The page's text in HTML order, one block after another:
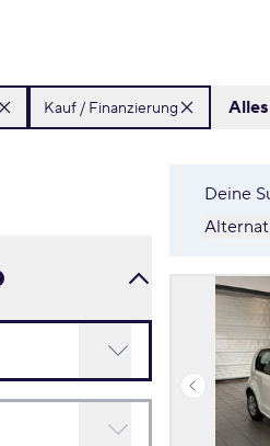
Kauf / Finanzierung
Deine